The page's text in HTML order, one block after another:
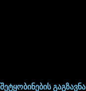
შეტყობინების გაგზავნა